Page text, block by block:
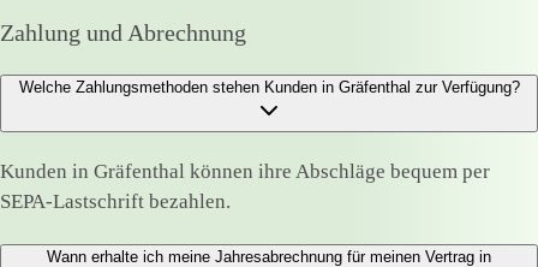
Zahlung und Abrechnung
Welche Zahlungsmethoden stehen Kunden in Gräfenthal zur Verfügung?
Kunden in Gräfenthal können ihre Abschläge bequem per
SEPA-Lastschrift bezahlen.
Wann erhalte ich meine Jahresabrechnung für meinen Vertrag in